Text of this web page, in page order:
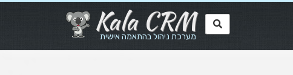
Kala CRM
מערכת ניהול בהתאמה אישית